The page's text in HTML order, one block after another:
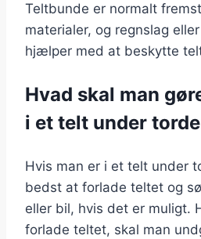
Teltbunde er normalt
materialer, og regnslag
hjælper med at beskytte
Hvad skal man
i et telt under
Hvis man er i et telt under
bedst at forlade teltet og
eller bil, hvis det er muligt.
forlade teltet, skal man